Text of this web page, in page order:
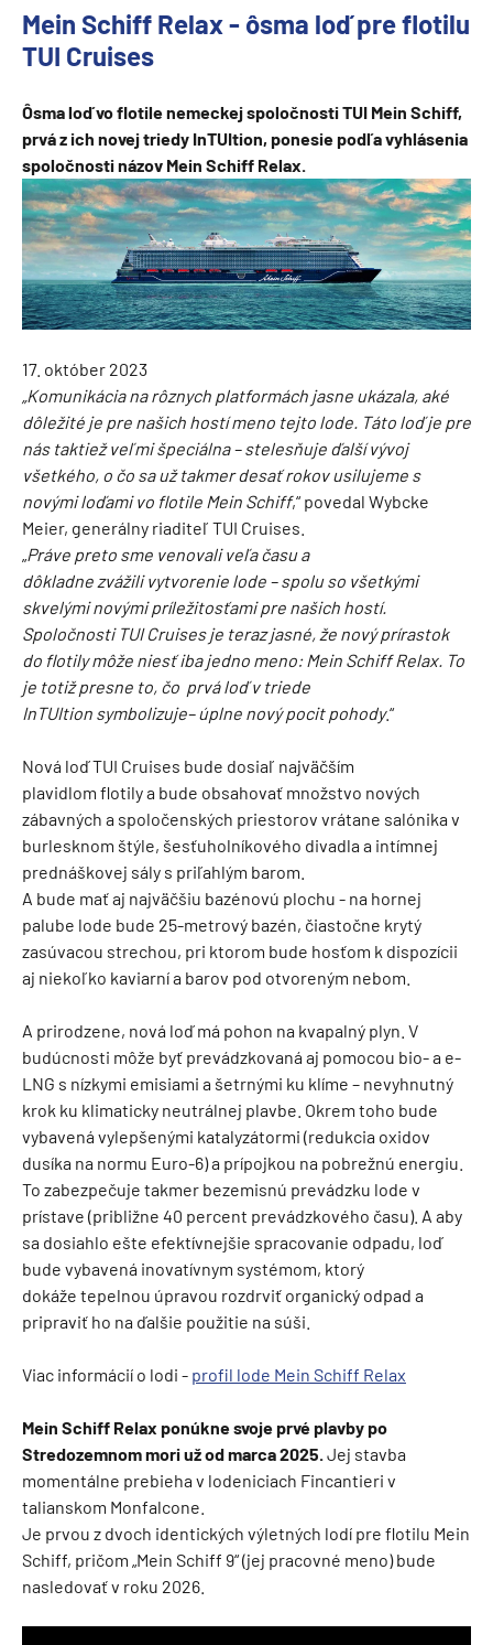
Mein Schiff Relax - ôsma loď pre flotilu
TUI Cruises
Ôsma loď vo flotile nemeckej spoločnosti TUI Mein Schiff,
prvá z ich novej triedy InTUItion, ponesie podľa vyhlásenia
spoločnosti názov Mein Schiff Relax.
17. október 2023
„Komunikácia na rôznych platformách jasne ukázala, aké
dôležité je pre našich hostí meno tejto lode. Táto loď je pre
nás taktiež veľmi špeciálna – stelesňuje ďalší vývoj
všetkého, o čo sa už takmer desať rokov usilujeme s
novými loďami vo flotile Mein Schiff,“ povedal Wybcke
Meier, generálny riaditeľ TUI Cruises.
„Práve preto sme venovali veľa času a
dôkladne zvážili vytvorenie lode – spolu so všetkými
skvelými novými príležitosťami pre našich hostí.
Spoločnosti TUI Cruises je teraz jasné, že nový prírastok
do flotily môže niesť iba jedno meno: Mein Schiff Relax. To
je totiž presne to, čo prvá loď v triede
InTUItion symbolizuje– úplne nový pocit pohody.“
Nová loď TUI Cruises bude dosiaľ najväčším
plavidlom flotily a bude obsahovať množstvo nových
zábavných a spoločenských priestorov vrátane salónika v
burlesknom štýle, šesťuholníkového divadla a intímnej
prednáškovej sály s priľahlým barom.
A bude mať aj najväčšiu bazénovú plochu - na hornej
palube lode bude 25-metrový bazén, čiastočne krytý
zasúvacou strechou, pri ktorom bude hosťom k dispozícii
aj niekoľko kaviarní a barov pod otvoreným nebom.
A prirodzene, nová loď má pohon na kvapalný plyn. V
budúcnosti môže byť prevádzkovaná aj pomocou bio- a e-
LNG s nízkymi emisiami a šetrnými ku klíme – nevyhnutný
krok ku klimaticky neutrálnej plavbe. Okrem toho bude
vybavená vylepšenými katalyzátormi (redukcia oxidov
dusíka na normu Euro-6) a prípojkou na pobrežnú energiu.
To zabezpečuje takmer bezemisnú prevádzku lode v
prístave (približne 40 percent prevádzkového času). A aby
sa dosiahlo ešte efektívnejšie spracovanie odpadu, loď
bude vybavená inovatívnym systémom, ktorý
dokáže tepelnou úpravou rozdrviť organický odpad a
pripraviť ho na ďalšie použitie na súši.
Viac informácií o lodi - profil lode Mein Schiff Relax
Mein Schiff Relax ponúkne svoje prvé plavby po
Stredozemnom mori už od marca 2025.​Jej stavba
momentálne prebieha v lodeniciach Fincantieri v
talianskom Monfalcone.
Je prvou z dvoch identických výletných lodí pre flotilu Mein
Schiff, pričom „Mein Schiff 9“ (jej pracovné meno) bude
nasledovať v roku 2026.